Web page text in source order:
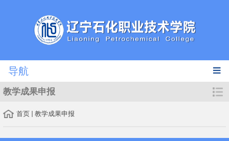
导航
教学成果申报
首页 教学成果申报